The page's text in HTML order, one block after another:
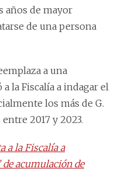
años de mayor
de una persona
a una
la Fiscalía a indagar el
los más de G.
2017 y 2023.
a la Fiscalía a
acumulación de